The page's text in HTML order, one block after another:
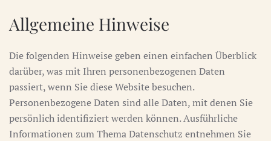
Allgemeine Hinweise
Die folgenden Hinweise geben einen einfachen Überblick
darüber, was mit Ihren personenbezogenen Daten
passiert, wenn Sie diese Website besuchen.
Personenbezogene Daten sind alle Daten, mit denen Sie
persönlich identifiziert werden können. Ausführliche
Informationen zum Thema Datenschutz entnehmen Sie